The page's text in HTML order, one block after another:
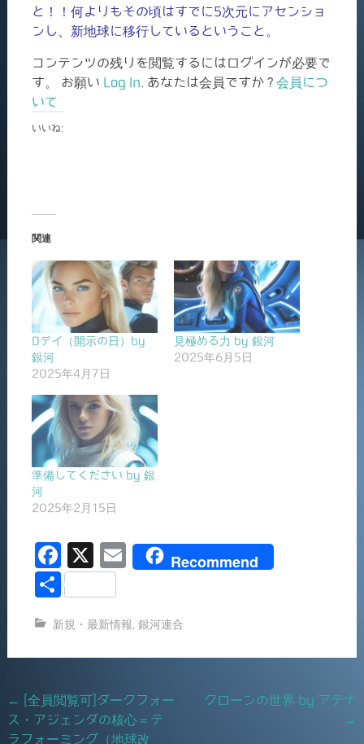
と！！何よりもその頃はすでに5次元にアセンショ
ンし、新地球に移行しているということ。
コンテンツの残りを閲覧するにはログインが必要で
す。 お願い Log In . あなたは会員ですか ? 会員につ
いて
いいね:
関連
Dデイ（開示の日）by
銀河
2025年4月7日
見極める力 by 銀河
2025年6月5日
準備してください by 銀
河
2025年2月15日
F
a
e
b
o
k
X
E
l
Recommend
共
新規・最新情報 銀河連合
Post
navigation
←
[全員閲覧可]ダークフォー
ス・アジェンダの核心＝テ
ラフォーミング（地球改
クローンの世界 by アテナ
→